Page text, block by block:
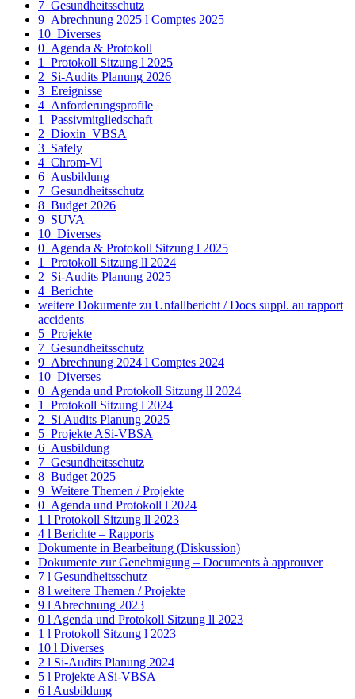
7_Gesundheitsschutz
9_Abrechnung 2025 l Comptes 2025
10_Diverses
0_Agenda & Protokoll
1_Protokoll Sitzung l 2025
2_Si-Audits Planung 2026
3_Ereignisse
4_Anforderungsprofile
1_Passivmitgliedschaft
2_Dioxin_VBSA
3_Safely
4_Chrom-Vl
6_Ausbildung
7_Gesundheitsschutz
8_Budget 2026
9_SUVA
10_Diverses
0_Agenda & Protokoll Sitzung l 2025
1_Protokoll Sitzung ll 2024
2_Si-Audits Planung 2025
4_Berichte
weitere Dokumente zu Unfallbericht / Docs suppl. au rapport
accidents
5_Projekte
7_Gesundheitsschutz
9_Abrechnung 2024 l Comptes 2024
10_Diverses
0_Agenda und Protokoll Sitzung ll 2024
1_Protokoll Sitzung l 2024
2_Si Audits Planung 2025
5_Projekte ASi-VBSA
6_Ausbildung
7_Gesundheitsschutz
8_Budget 2025
9_Weitere Themen / Projekte
0_Agenda und Protokoll l 2024
1 l Protokoll Sitzung ll 2023
4 l Berichte – Rapports
Dokumente in Bearbeitung (Diskussion)
Dokumente zur Genehmigung – Documents à approuver
7 l Gesundheitsschutz
8 l weitere Themen / Projekte
9 l Abrechnung 2023
0 l Agenda und Protokoll Sitzung ll 2023
1 l Protokoll Sitzung l 2023
10 l Diverses
2 l Si-Audits Planung 2024
5 l Projekte ASi-VBSA
6 l Ausbildung